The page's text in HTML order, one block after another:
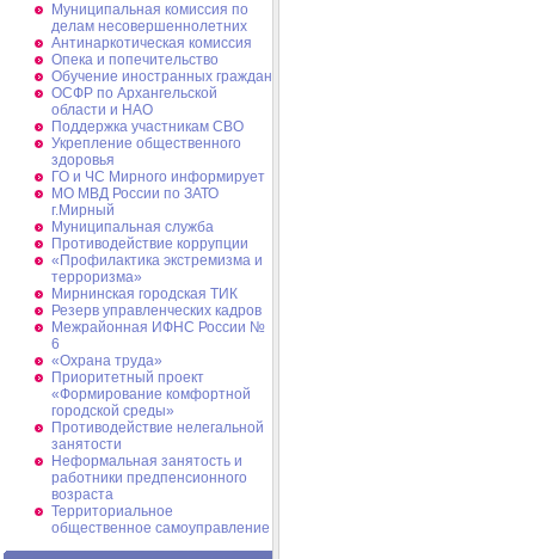
Муниципальная комиссия по
делам несовершеннолетних
Антинаркотическая комиссия
Опека и попечительство
Обучение иностранных граждан
ОСФР по Архангельской
области и НАО
Поддержка участникам СВО
Укрепление общественного
здоровья
ГО и ЧС Мирного информирует
МО МВД России по ЗАТО
г.Мирный
Муниципальная cлужба
Противодействие коррупции
«Профилактика экстремизма и
терроризма»
Мирнинская городская ТИК
Резерв управленческих кадров
Межрайонная ИФНС России №
6
«Охрана труда»
Приоритетный проект
«Формирование комфортной
городской среды»
Противодействие нелегальной
занятости
Неформальная занятость и
работники предпенсионного
возраста
Территориальное
общественное самоуправление